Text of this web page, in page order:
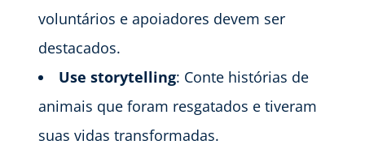
voluntários e apoiadores devem ser
destacados.
Use storytelling: Conte histórias de
animais que foram resgatados e tiveram
suas vidas transformadas.